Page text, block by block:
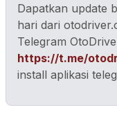
Dapatkan update
hari dari
Telegram
https://t.me/
install aplikasi